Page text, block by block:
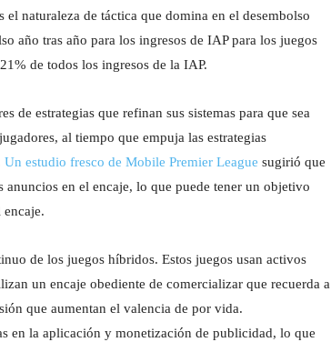
el naturaleza de táctica que domina en el desembolso
año tras año para los ingresos de IAP para los juegos
de todos los ingresos de la IAP.
de estrategias que refinan sus sistemas para que sea
al tiempo que empuja las estrategias
Un estudio fresco de Mobile Premier League sugirió que
en el encaje, lo que puede tener un objetivo
de los juegos híbridos. Estos juegos usan activos
un encaje obediente de comercializar que recuerda a
que aumentan el valencia de por vida.
en la aplicación y monetización de publicidad, lo que